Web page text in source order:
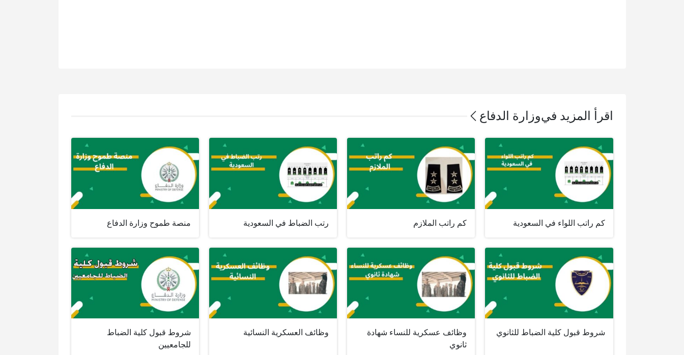
اقرأ المزيد فيوزارة الدفاع
كم راتب اللواء في السعودية كم راتب الملازم رتب الضباط في السعودية منصة طموح وزارة الدفاع
شروط قبول كلية الضباط للثانوي
وظائف عسكرية للنساء شهادة
ثانوي
وظائف العسكرية النسائية
شروط قبول كلية الضباط
للجامعيين